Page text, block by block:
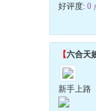
好评度: 0
【六合天
新手上路